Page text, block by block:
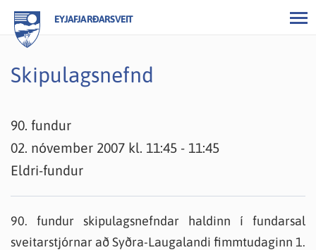
EYJAFJARÐARSVEIT
Skipulagsnefnd
90. fundur
02. nóvember 2007 kl. 11:45 - 11:45
Eldri-fundur
90. fundur skipulagsnefndar haldinn í fundarsal
sveitarstjórnar að Syðra-Laugalandi fimmtudaginn 1.